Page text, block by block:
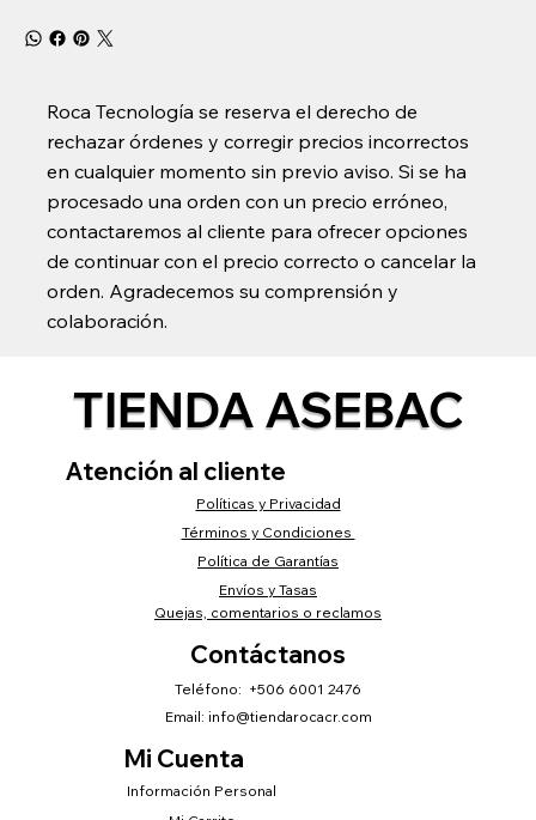
Roca Tecnología se reserva el derecho de
rechazar órdenes y corregir precios incorrectos
en cualquier momento sin previo aviso. Si se ha
procesado una orden con un precio erróneo,
contactaremos al cliente para ofrecer opciones
de continuar con el precio correcto o cancelar la
orden. Agradecemos su comprensión y
colaboración.
TIENDA ASEBAC
Atención al cliente
Políticas y Privacidad
Términos y Condiciones
Envíos y Tasas
Política de Garantías
Quejas, comentarios o reclamos
Mi Cuenta
Información Personal
Contáctanos
Teléfono: +506 6001 2476
Email: info@tiendarocacr.com